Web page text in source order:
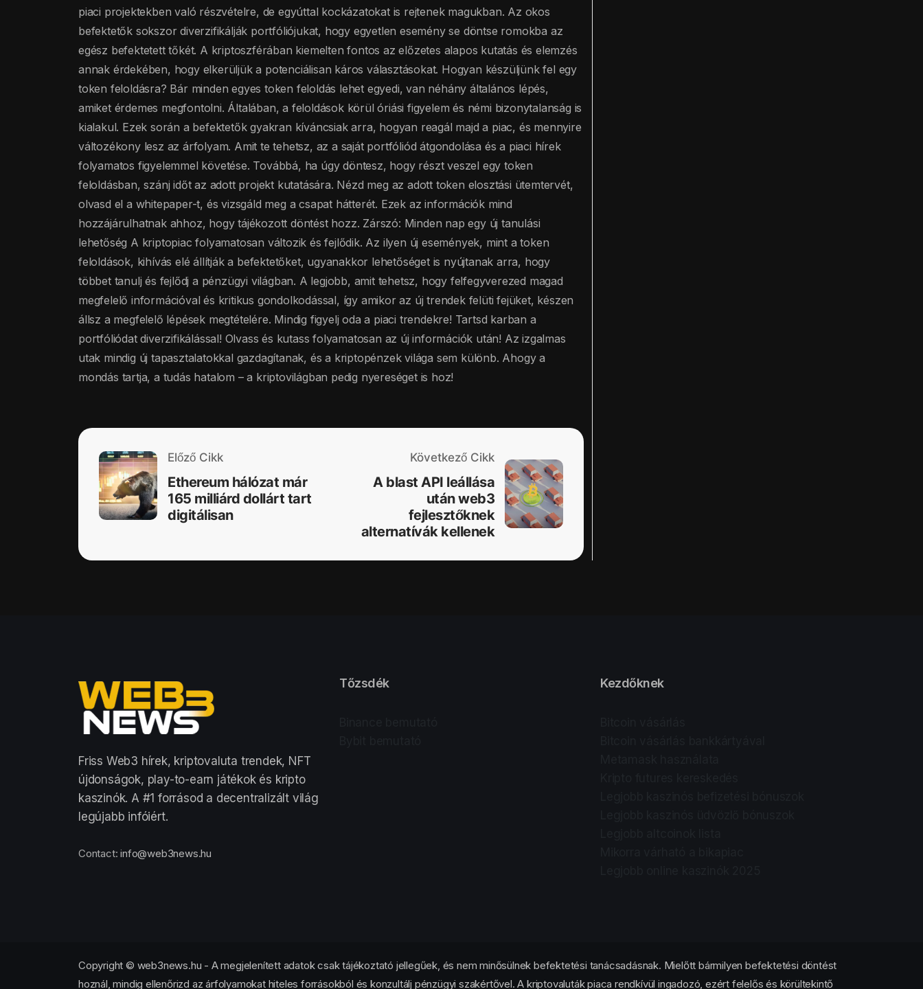
piaci projektekben való részvételre, de egyúttal kockázatokat is rejtenek magukban. Az okos
befektetők sokszor diverzifikálják portfóliójukat, hogy egyetlen esemény se döntse romokba az
egész befektetett tőkét. A kriptoszférában kiemelten fontos az előzetes alapos kutatás és elemzés
annak érdekében, hogy elkerüljük a potenciálisan káros választásokat. Hogyan készüljünk fel egy
token feloldásra? Bár minden egyes token feloldás lehet egyedi, van néhány általános lépés,
amiket érdemes megfontolni. Általában, a feloldások körül óriási figyelem és némi bizonytalanság is
kialakul. Ezek során a befektetők gyakran kíváncsiak arra, hogyan reagál majd a piac, és mennyire
változékony lesz az árfolyam. Amit te tehetsz, az a saját portfóliód átgondolása és a piaci hírek
folyamatos figyelemmel követése. Továbbá, ha úgy döntesz, hogy részt veszel egy token
feloldásban, szánj időt az adott projekt kutatására. Nézd meg az adott token elosztási ütemtervét,
olvasd el a whitepaper-t, és vizsgáld meg a csapat hátterét. Ezek az információk mind
hozzájárulhatnak ahhoz, hogy tájékozott döntést hozz. Zárszó: Minden nap egy új tanulási
lehetőség A kriptopiac folyamatosan változik és fejlődik. Az ilyen új események, mint a token
feloldások, kihívás elé állítják a befektetőket, ugyanakkor lehetőséget is nyújtanak arra, hogy
többet tanulj és fejlődj a pénzügyi világban. A legjobb, amit tehetsz, hogy felfegyverezed magad
megfelelő információval és kritikus gondolkodással, így amikor az új trendek felüti fejüket, készen
állsz a megfelelő lépések megtételére. Mindig figyelj oda a piaci trendekre! Tartsd karban a
portfóliódat diverzifikálással! Olvass és kutass folyamatosan az új információk után! Az izgalmas
utak mindig új tapasztalatokkal gazdagítanak, és a kriptopénzek világa sem különb. Ahogy a
mondás tartja, a tudás hatalom – a kriptovilágban pedig nyereséget is hoz!
Előző Cikk
Ethereum hálózat már
165 milliárd dollárt tart
digitálisan
Következő Cikk
A blast API leállása
után web3
fejlesztőknek
alternatívák kellenek
Friss Web3 hírek, kriptovaluta trendek, NFT
újdonságok, play-to-earn játékok és kripto
kaszinók. A #1 forrásod a decentralizált világ
legújabb infóiért.
Contact:info@web3news.hu
Tőzsdék Kezdőknek
Copyright © web3news.hu - A megjelenített adatok csak tájékoztató jellegűek, és nem minősülnek befektetési tanácsadásnak. Mielőtt bármilyen befektetési döntést
hoznál, mindig ellenőrizd az árfolyamokat hiteles forrásokból és konzultálj pénzügyi szakértővel. A kriptovaluták piaca rendkívül ingadozó, ezért felelős és körültekintő